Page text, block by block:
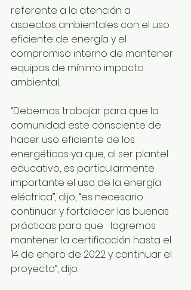
referente a la atención a
aspectos ambientales con el uso
eficiente de energía y el
compromiso interno de mantener
equipos de mínimo impacto
ambiental.
“Debemos trabajar para que la
comunidad este consciente de
hacer uso eficiente de los
energéticos ya que, al ser plantel
educativo, es particularmente
importante el uso de la energía
eléctrica”, dijo, “es necesario
continuar y fortalecer las buenas
prácticas para que   logremos
mantener la certificación hasta el
14 de enero de 2022 y continuar el
proyecto”, dijo.